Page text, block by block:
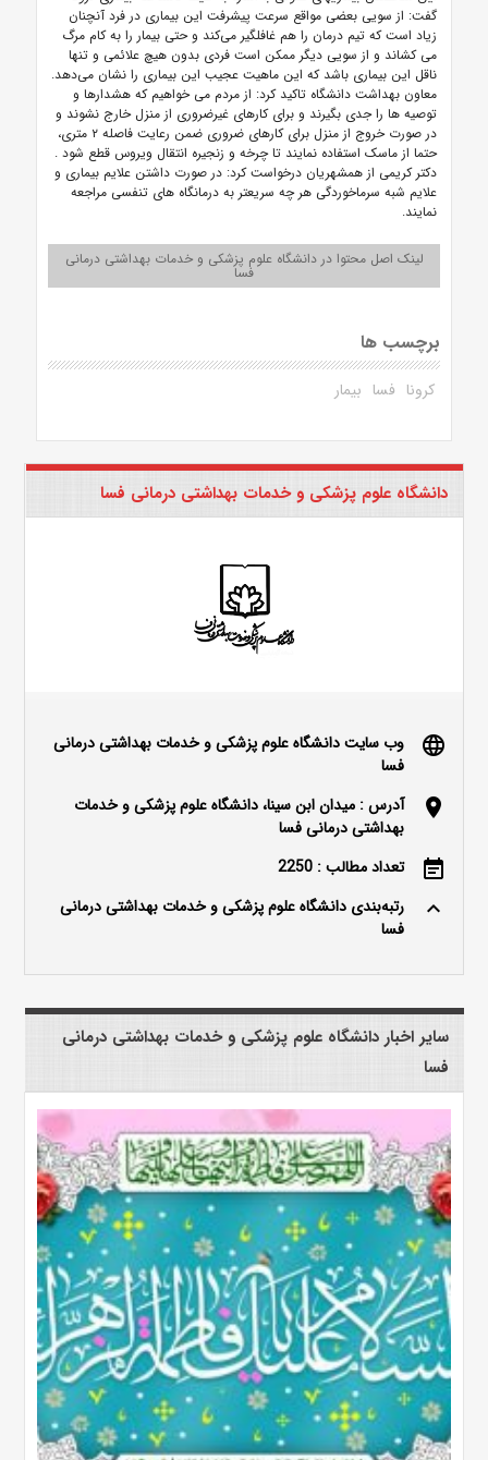
گفت: از سویی بعضی مواقع سرعت پیشرفت این بیماری در فرد آنچنان
زیاد است که تیم درمان را هم غافلگیر می‌کند و حتی بیمار را به کام مرگ
می کشاند و از سویی دیگر ممکن است فردی بدون هیچ علائمی و تنها
ناقل این بیماری باشد که این ماهیت عجیب این بیماری را نشان می‌دهد.
معاون بهداشت دانشگاه تاکید کرد: از مردم می خواهیم که هشدارها و
توصیه ها را جدی بگیرند و برای کارهای غیرضروری از منزل خارج نشوند و
در صورت خروج از منزل برای کارهای ضروری ضمن رعایت فاصله ۲ متری،
حتما از ماسک استفاده نمایند تا چرخه و زنجیره انتقال ویروس قطع شود .
دکتر کریمی از همشهریان درخواست کرد: در صورت داشتن علایم بیماری و
علایم شبه سرماخوردگی هر چه سریعتر به درمانگاه های تنفسی مراجعه
نمایند.
لینک اصل محتوا در دانشگاه علوم پزشکی و خدمات بهداشتی درمانی
فسا
برچسب ها
کرونا فسا بیمار
دانشگاه علوم پزشکی و خدمات بهداشتی درمانی فسا
language
وب سایت دانشگاه علوم پزشکی و خدمات بهداشتی درمانی
فسا
location_on
آدرس : میدان ابن سینا، دانشگاه علوم پزشکی و خدمات
بهداشتی درمانی فسا
event_note تعداد مطالب : 2250
keyboard_arrow_up
رتبه‌بندی دانشگاه علوم پزشکی و خدمات بهداشتی درمانی
فسا
سایر اخبار دانشگاه علوم پزشکی و خدمات بهداشتی درمانی
فسا